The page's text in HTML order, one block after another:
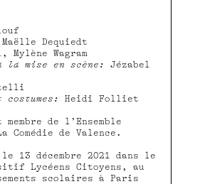
Maëlle Dequiedt
Mylène Wagram
la mise en scène:
Jézabel
costumes: Heidi Folliet
de l’Ensemble
Comédie de Valence.
13 décembre 2021 dans le
Lycéens Citoyens, au
scolaires à Paris
SALLE DES FÊTES
SALLE DU BICENTENAIRE